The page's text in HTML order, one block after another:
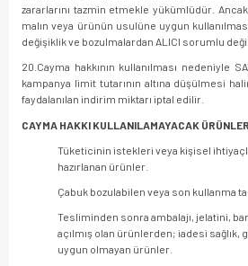
zararlarını tazmin etmekle yükümlüdür.
malın veya ürünün usulüne uygun
değişiklik ve bozulmalardan ALICI sorumlu
20.Cayma hakkının kullanılması nedeniyle
kampanya limit tutarının altına düşülmesi
faydalanılan indirim miktarı iptal edilir.
CAYMA HAKKI KULLANILAMAYACAK
Tüketicinin istekleri veya kişisel
hazırlanan ürünler.
Çabuk bozulabilen veya son kullanma
Tesliminden sonra ambalajı, jelatini,
açılmış olan ürünlerden; iadesi sağlık,
uygun olmayan ürünler.